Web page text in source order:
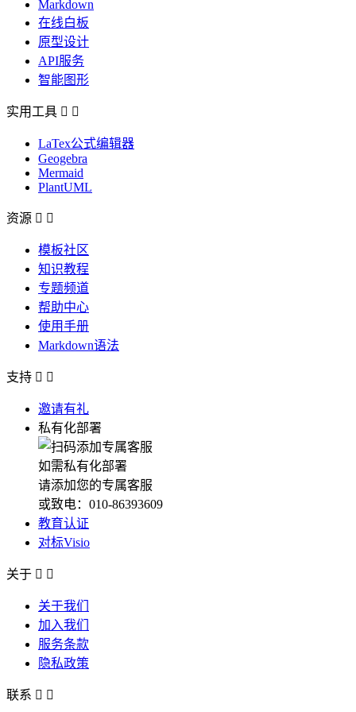
Markdown
在线白板
原型设计
API服务
智能图形
实用工具  
LaTex公式编辑器
Geogebra
Mermaid
PlantUML
资源  
模板社区
知识教程
专题频道
帮助中心
使用手册
Markdown语法
支持  
邀请有礼
私有化部署
如需私有化部署
请添加您的专属客服
或致电：010-86393609
教育认证
对标Visio
关于  
关于我们
加入我们
服务条款
隐私政策
联系  